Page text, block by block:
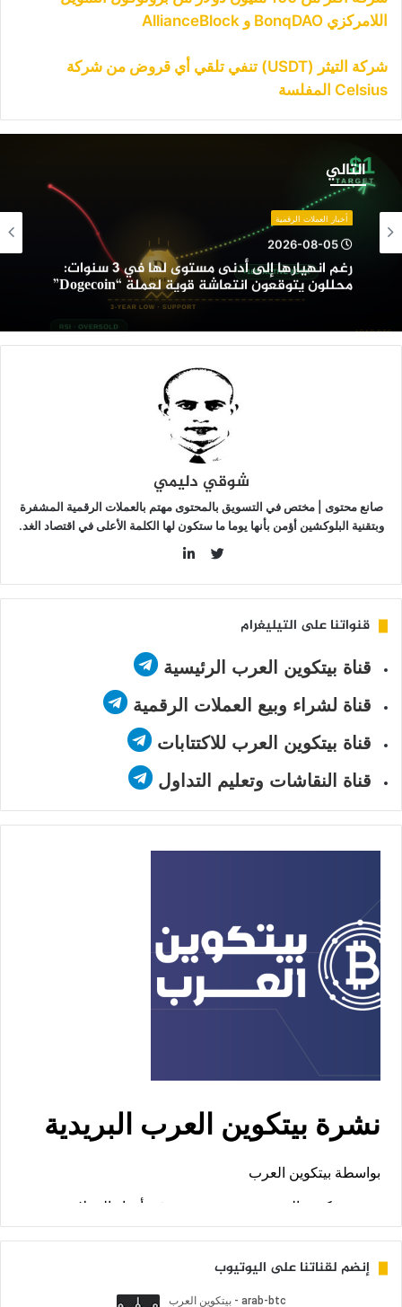
اللامركزي BonqDAO و AllianceBlock
شركة التيثر (USDT) تنفي تلقي أي قروض من شركة
Celsius المفلسة
التاليانهيارها
مستوى
لها
في
يتوقعون
انتعاشة
أخبار العملات الرقمية
2026-08-05
رغم انهيارها إلى أدنى مستوى لها في 3 سنوات:
محللون يتوقعون انتعاشة قوية لعملة “Dogecoin”
شوقي دليمي
صانع محتوى | مختص في التسويق بالمحتوى مهتم بالعملات الرقمية المشفرة
وبتقنية البلوكشين أؤمن بأنها يوما ما ستكون لها الكلمة الأعلى في اقتصاد الغد.
قنواتنا على التيليغرام
قناة بيتكوين العرب الرئيسية
قناة لشراء وبيع العملات الرقمية
قناة بيتكوين العرب للاكتتابات
قناة النقاشات وتعليم التداول
إنضم لقناتنا على اليوتيوب